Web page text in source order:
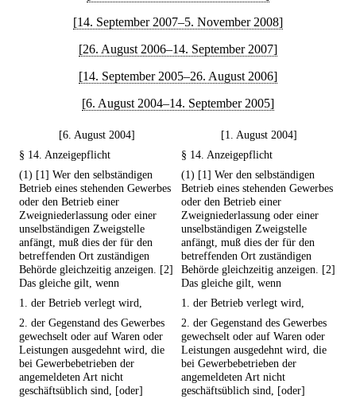
[14. September 2007–5. November 2008]
[26. August 2006–14. September 2007]
[14. September 2005–26. August 2006]
[6. August 2004–14. September 2005]
[6. August 2004]
[1. August 2004]
§ 14. Anzeigepflicht
§ 14. Anzeigepflicht
(1) [1] Wer den selbständigen
Betrieb eines stehenden Gewerbes
oder den Betrieb einer
Zweigniederlassung oder einer
unselbständigen Zweigstelle
anfängt, muß dies der für den
betreffenden Ort zuständigen
Behörde gleichzeitig anzeigen. [2]
Das gleiche gilt, wenn
(1) [1] Wer den selbständigen
Betrieb eines stehenden Gewerbes
oder den Betrieb einer
Zweigniederlassung oder einer
unselbständigen Zweigstelle
anfängt, muß dies der für den
betreffenden Ort zuständigen
Behörde gleichzeitig anzeigen. [2]
Das gleiche gilt, wenn
1. der Betrieb verlegt wird,
1. der Betrieb verlegt wird,
2. der Gegenstand des Gewerbes
gewechselt oder auf Waren oder
Leistungen ausgedehnt wird, die
bei Gewerbebetrieben der
angemeldeten Art nicht
geschäftsüblich sind, [oder]
2. der Gegenstand des Gewerbes
gewechselt oder auf Waren oder
Leistungen ausgedehnt wird, die
bei Gewerbebetrieben der
angemeldeten Art nicht
geschäftsüblich sind, [oder]